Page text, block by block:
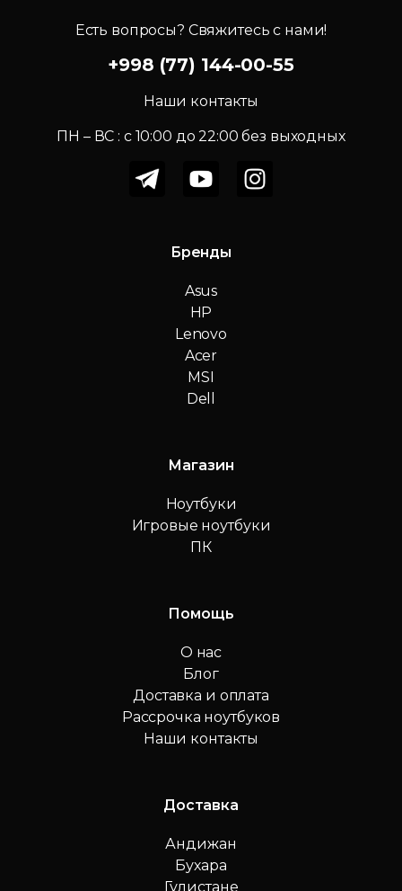
Есть вопросы? Свяжитесь с нами!
+998 (77) 144-00-55
Наши контакты
ПН – ВС : c 10:00 до 22:00 без выходных
Бренды
Asus
HP
Lenovo
Acer
MSI
Dell
Магазин
Ноутбуки
Игровые ноутбуки
ПК
Помощь
О нас
Блог
Доставка и оплата
Рассрочка ноутбуков
Наши контакты
Доставка
Андижан
Бухара
Гулистане